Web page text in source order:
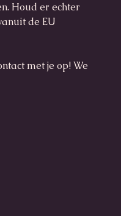
Houd er echter
de EU
met je op! We